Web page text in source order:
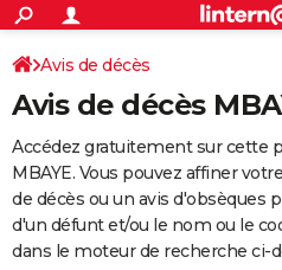
ACTUALITÉS
Politique
Société
Faits Divers
Education
Monde
Villes
+
SPORT
Coupe du monde 2026
Football
Tennis
Cyclisme
Rugby
Forum
Programme TV
TNT
Streaming
Cinéma
Sorties cinéma
Musique
+
FINANCE
Retraite
Impôts
Epargne
Immobilier
Risques naturels par ville
Banque
Assurance
Crédit
AUTO
Essais
Réserver un essai
Citadines
Berlines
SUV
Forum auto
+
Avis de décès
Avis de décès
Accédez gratuitement sur cette
MBAYE. Vous pouvez affiner
de décès ou un avis d'obsèques
d'un défunt et/ou le nom ou le
dans le moteur de recherche ci-